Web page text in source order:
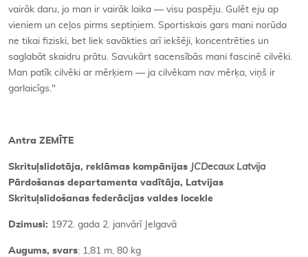
vairāk daru, jo man ir vairāk laika — visu paspēju. Gulēt eju ap
vieniem un ceļos pirms septiņiem. Sportiskais gars mani norūda
ne tikai fiziski, bet liek savākties arī iekšēji, koncentrēties un
saglabāt skaidru prātu. Savukārt sacensībās mani fascinē cilvēki.
Man patīk cilvēki ar mērķiem — ja cilvēkam nav mērķa, viņš ir
garlaicīgs."
Antra ZEMĪTE
Skrituļslidotāja, reklāmas kompānijas JCDecaux Latvija
Pārdošanas departamenta vadītāja, Latvijas
Skrituļslidošanas federācijas valdes locekle
Dzimusi: 1972. gada 2. janvārī Jelgavā
Augums, svars: 1,81 m, 80 kg